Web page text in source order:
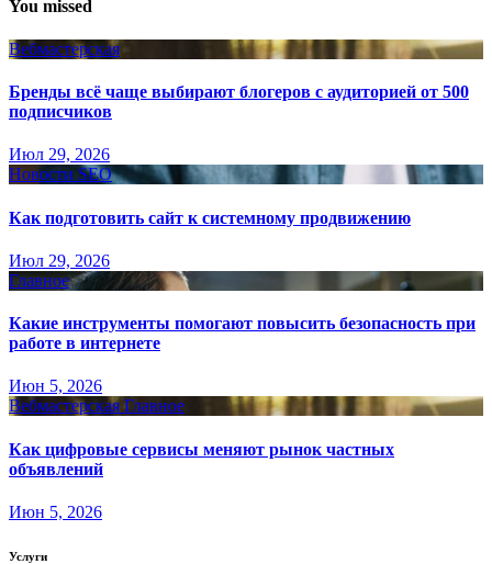
You missed
Вебмастерская
Бренды всё чаще выбирают блогеров с аудиторией от 500
подписчиков
Июл 29, 2026
Новости SEO
Как подготовить сайт к системному продвижению
Июл 29, 2026
Главное
Какие инструменты помогают повысить безопасность при
работе в интернете
Июн 5, 2026
Вебмастерская Главное
Как цифровые сервисы меняют рынок частных
объявлений
Июн 5, 2026
Услуги